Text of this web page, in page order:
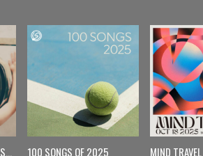
【月曜更新】Monday Spin 100 SONGS OF 2025 MIND TRAVEL